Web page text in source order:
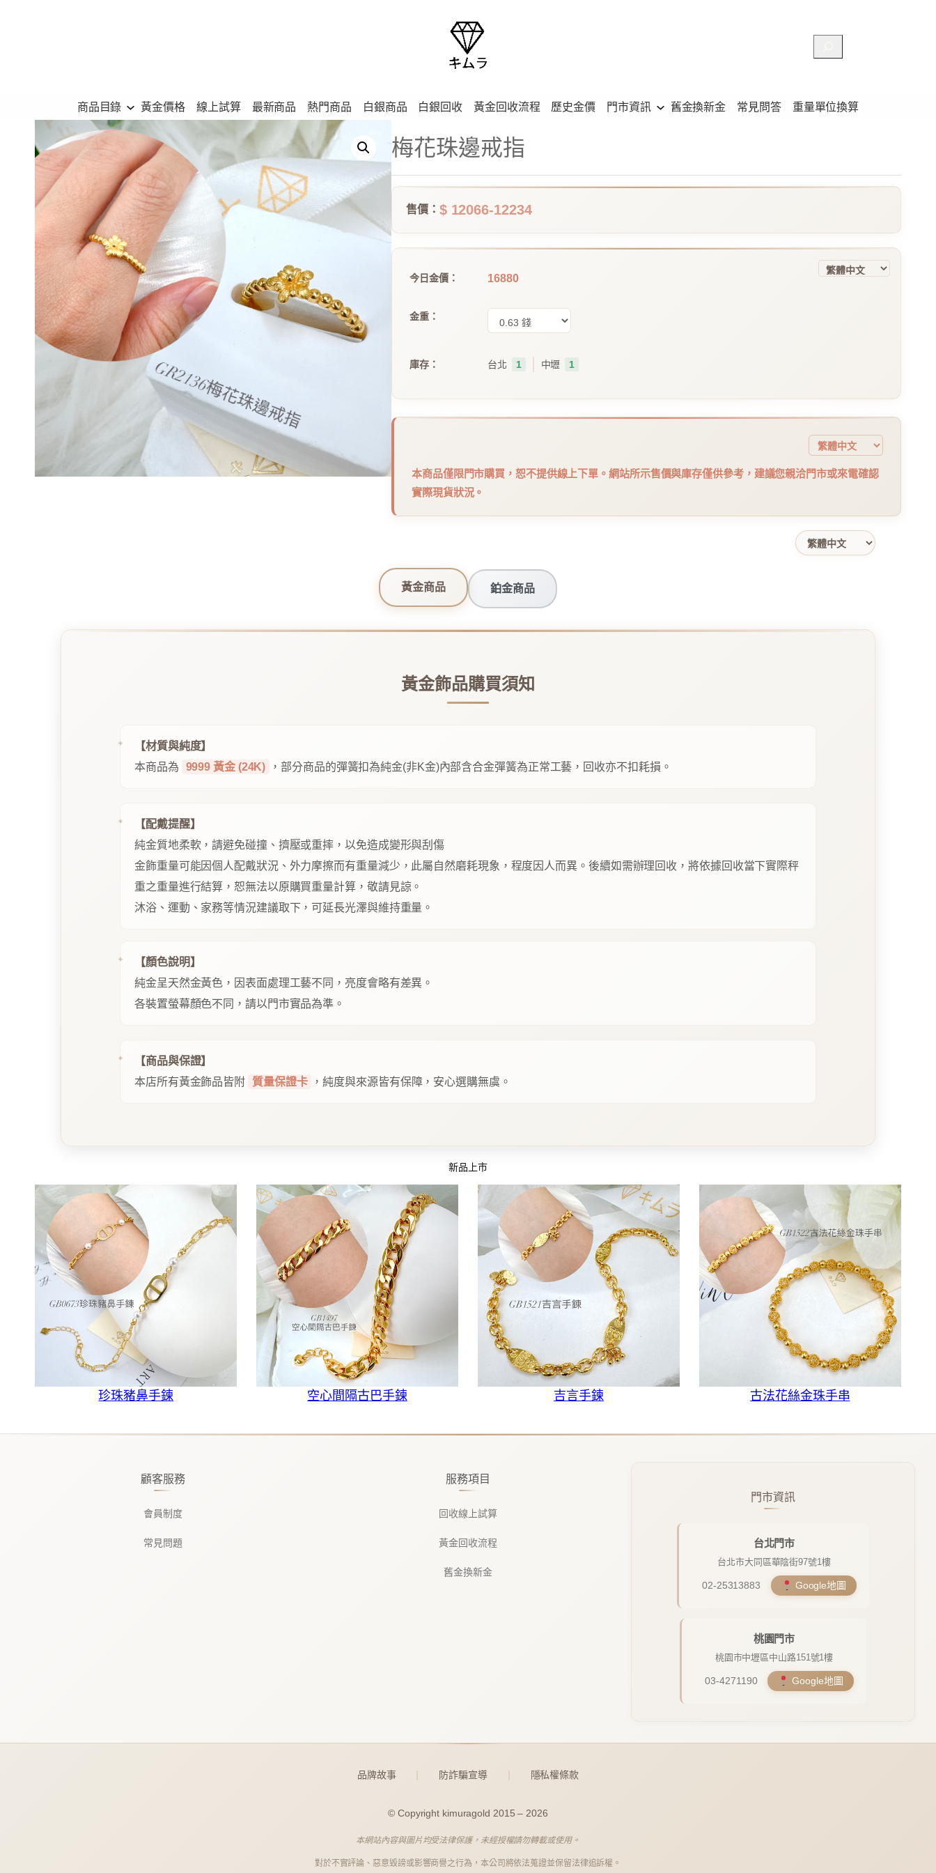
尋
商品目錄 黃金價格 線上試算 最新商品 熱門商品 白銀商品 白銀回收 黃金回收流程 歷史金價 門市資訊 舊金換新金 常見問答 重量單位換算
梅花珠邊戒指
售價： $ 12066-12234
今日金價： 16880
金重：
庫存： 台北 1 中壢 1
本商品僅限門市購買，恕不提供線上下單。網站所示售價與庫存僅供參考，建議您親洽門市或來電確認
實際現貨狀況。
黃金商品 鉑金商品
黃金飾品購買須知
【材質與純度】
本商品為
9999 黃金 (24K) ，部分商品的彈簧扣為純金(非K金)內部含合金彈簧為正常工藝，回收亦不扣耗損。
【配戴提醒】
純金質地柔軟，請避免碰撞、擠壓或重摔，以免造成變形與刮傷
金飾重量可能因個人配戴狀況、外力摩擦而有重量減少，此屬自然磨耗現象，程度因人而異。後續如需辦理回收，將依據回收當下實際秤
重之重量進行結算，恕無法以原購買重量計算，敬請見諒。
沐浴、運動、家務等情況建議取下，可延長光澤與維持重量。
【顏色說明】
純金呈天然金黃色，因表面處理工藝不同，亮度會略有差異。
各裝置螢幕顏色不同，請以門市實品為準。
【商品與保證】
本店所有黃金飾品皆附 質量保證卡 ，純度與來源皆有保障，安心選購無虞。
新品上市
珍珠豬鼻手鍊 空心間隔古巴手鍊 吉言手鍊 古法花絲金珠手串
顧客服務
會員制度
常見問題
服務項目
回收線上試算
黃金回收流程
舊金換新金
門市資訊
台北門市
台北市大同區華陰街97號1樓
02-25313883 Google地圖
桃園門市
桃園市中壢區中山路151號1樓
03-4271190 Google地圖
品牌故事 防詐騙宣導 隱私權條款
© Copyright kimuragold 2015 – 2026
本網站內容與圖片均受法律保護，未經授權請勿轉載或使用。
對於不實評論、惡意毀謗或影響商譽之行為，本公司將依法蒐證並保留法律追訴權。